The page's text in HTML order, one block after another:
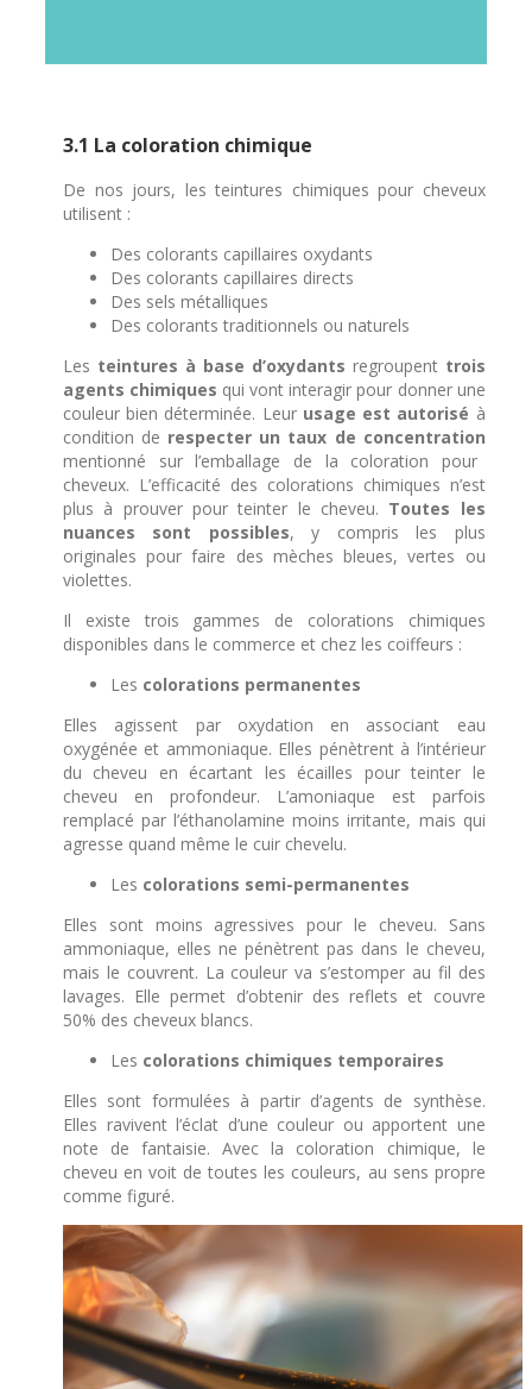
3.1 La coloration chimique
De nos jours, les teintures chimiques pour cheveux
utilisent :
Des colorants capillaires oxydants
Des colorants capillaires directs
Des sels métalliques
Des colorants traditionnels ou naturels
Les teintures à base d’oxydants regroupent trois
agents chimiques qui vont interagir pour donner une
couleur bien déterminée. Leur usage est autorisé à
condition de respecter un taux de concentration
mentionné sur l’emballage de la coloration pour
cheveux. L’efficacité des colorations chimiques n’est
plus à prouver pour teinter le cheveu. Toutes les
nuances sont possibles, y compris les plus
originales pour faire des mèches bleues, vertes ou
violettes.
Il existe trois gammes de colorations chimiques
disponibles dans le commerce et chez les coiffeurs :
Les colorations permanentes
Elles agissent par oxydation en associant eau
oxygénée et ammoniaque. Elles pénètrent à l’intérieur
du cheveu en écartant les écailles pour teinter le
cheveu en profondeur. L’amoniaque est parfois
remplacé par l’éthanolamine moins irritante, mais qui
agresse quand même le cuir chevelu.
Les colorations semi-permanentes
Elles sont moins agressives pour le cheveu. Sans
ammoniaque, elles ne pénètrent pas dans le cheveu,
mais le couvrent. La couleur va s’estomper au fil des
lavages. Elle permet d’obtenir des reflets et couvre
50% des cheveux blancs.
Les colorations chimiques temporaires
Elles sont formulées à partir d’agents de synthèse.
Elles ravivent l’éclat d’une couleur ou apportent une
note de fantaisie. Avec la coloration chimique, le
cheveu en voit de toutes les couleurs, au sens propre
comme figuré.